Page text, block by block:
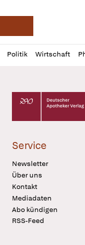
Deutsche
Politik Wirtschaft
Profil
öffnen
Daz
Pur
Deutscher
Service
Newsletter
Über uns
Kontakt
Mediadaten
Abo kündigen
RSS-Feed